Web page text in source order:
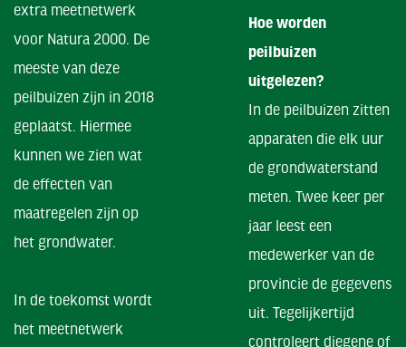
extra meetnetwerk
voor Natura 2000. De
meeste van deze
peilbuizen zijn in 2018
geplaatst. Hiermee
kunnen we zien wat
de effecten van
maatregelen zijn op
het grondwater.
In de toekomst wordt
het meetnetwerk
Hoe worden
peilbuizen
uitgelezen?
In de peilbuizen zitten
apparaten die elk uur
de grondwaterstand
meten. Twee keer per
jaar leest een
medewerker van de
provincie de gegevens
uit. Tegelijkertijd
controleert diegene of